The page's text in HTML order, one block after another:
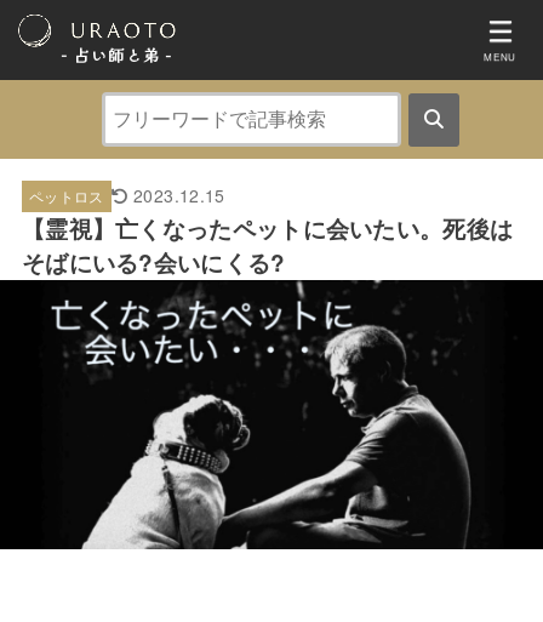
- 占い師と弟 ‐ MENU
ペットロス 2023.12.15
【霊視】亡くなったペットに会いたい。死後は
そばにいる?会いにくる?